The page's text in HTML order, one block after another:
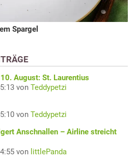
Spargel
August: St. Laurentius
von Teddypetzi
von Teddypetzi
Anschnallen – Airline streicht
von littlePanda